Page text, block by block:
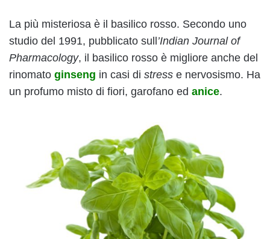
La più misteriosa è il basilico rosso. Secondo uno
studio del 1991, pubblicato sull’Indian Journal of
Pharmacology, il basilico rosso è migliore anche del
rinomato ginseng in casi di stress e nervosismo. Ha
un profumo misto di fiori, garofano ed anice.